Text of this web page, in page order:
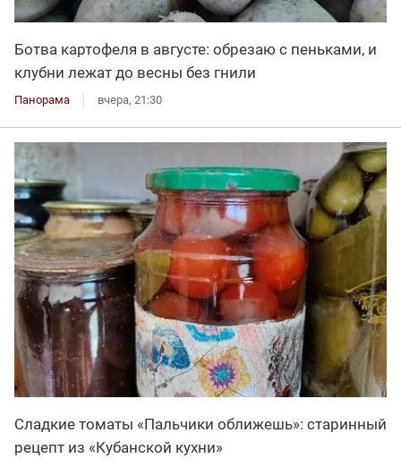
Ботва картофеля в августе: обрезаю с пеньками, и
клубни лежат до весны без гнили
Панорама вчера, 21:30
Сладкие томаты «Пальчики оближешь»: старинный
рецепт из «Кубанской кухни»